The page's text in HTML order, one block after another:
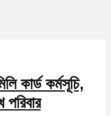
কার্ড কর্মসূচি,